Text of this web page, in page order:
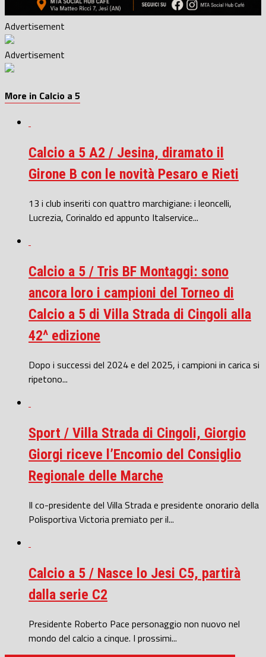
Advertisement
Advertisement
More in Calcio a 5
Calcio a 5 A2 / Jesina, diramato il
Girone B con le novità Pesaro e Rieti
13 i club inseriti con quattro marchigiane: i leoncelli,
Lucrezia, Corinaldo ed appunto Italservice...
Calcio a 5 / Tris BF Montaggi: sono
ancora loro i campioni del Torneo di
Calcio a 5 di Villa Strada di Cingoli alla
42^ edizione
Dopo i successi del 2024 e del 2025, i campioni in carica si
ripetono...
Sport / Villa Strada di Cingoli, Giorgio
Giorgi riceve l’Encomio del Consiglio
Regionale delle Marche
Il co-presidente del Villa Strada e presidente onorario della
Polisportiva Victoria premiato per il...
Calcio a 5 / Nasce lo Jesi C5, partirà
dalla serie C2
Presidente Roberto Pace personaggio non nuovo nel
mondo del calcio a cinque. I prossimi...